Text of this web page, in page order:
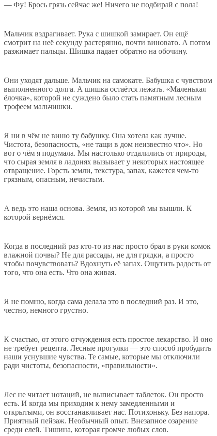
— Фу! Брось грязь сейчас же! Ничего не подбирай с пола!
Мальчик вздрагивает. Рука с шишкой замирает. Он ещё
смотрит на неё секунду растерянно, почти виновато. А потом
разжимает пальцы. Шишка падает обратно на обочину.
Они уходят дальше. Мальчик на самокате. Бабушка с чувством
выполненного долга. А шишка остаётся лежать. «Маленькая
ёлочка», которой не суждено было стать памятным лесным
трофеем мальчишки.
Я ни в чём не виню ту бабушку. Она хотела как лучше.
Чистота, безопасность, «не тащи в дом неизвестно что». Но
вот о чём я подумала. Мы настолько отдалились от природы,
что сырая земля в ладонях вызывает у некоторых настоящее
отвращение. Горсть земли, текстура, запах, кажется чем-то
грязным, опасным, нечистым.
А ведь это наша основа. Земля, из которой мы вышли. К
которой вернёмся.
Когда в последний раз кто-то из нас просто брал в руки комок
влажной почвы? Не для рассады, не для грядки, а просто
чтобы почувствовать? Вдохнуть её запах. Ощутить радость от
того, что она есть. Что она живая.
Я не помню, когда сама делала это в последний раз. И это,
честно, немного грустно.
К счастью, от этого отчуждения есть простое лекарство. И оно
не требует рецепта. Лесные прогулки — это способ пробудить
наши уснувшие чувства. Те самые, которые мы отключили
ради чистоты, безопасности, «правильности».
Лес не читает нотаций, не выписывает таблеток. Он просто
есть. И когда мы приходим к нему замедленными и
открытыми, он восстанавливает нас. Потихоньку. Без напора.
Приятный пейзаж. Необычный опыт. Внезапное озарение
среди елей. Тишина, которая громче любых слов.